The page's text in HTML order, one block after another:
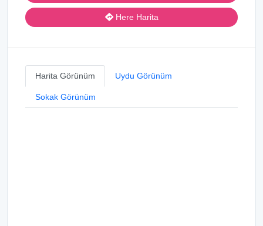
Here Harita
Harita Görünüm Uydu Görünüm
Sokak Görünüm